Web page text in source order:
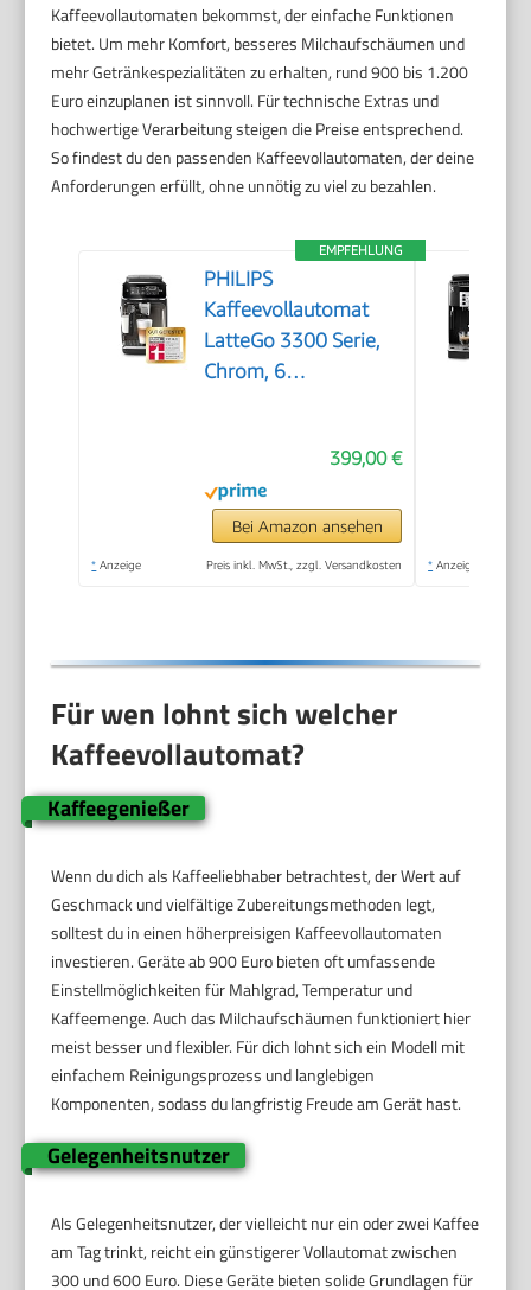
Kaffeevollautomaten bekommst, der einfache Funktionen
bietet. Um mehr Komfort, besseres Milchaufschäumen und
mehr Getränkespezialitäten zu erhalten, rund 900 bis 1.200
Euro einzuplanen ist sinnvoll. Für technische Extras und
hochwertige Verarbeitung steigen die Preise entsprechend.
So findest du den passenden Kaffeevollautomaten, der deine
Anforderungen erfüllt, ohne unnötig zu viel zu bezahlen.
EMPFEHLUNG
PHILIPS
Kaffeevollautomat
LatteGo 3300 Serie,
Chrom, 6
399,00 €
Bei Amazon ansehen
* Anzeige Preis inkl. MwSt., zzgl. Versandkosten * Anzeige
Für wen lohnt sich welcher
Kaffeevollautomat?
Kaffeegenießer
Wenn du dich als Kaffeeliebhaber betrachtest, der Wert auf
Geschmack und vielfältige Zubereitungsmethoden legt,
solltest du in einen höherpreisigen Kaffeevollautomaten
investieren. Geräte ab 900 Euro bieten oft umfassende
Einstellmöglichkeiten für Mahlgrad, Temperatur und
Kaffeemenge. Auch das Milchaufschäumen funktioniert hier
meist besser und flexibler. Für dich lohnt sich ein Modell mit
einfachem Reinigungsprozess und langlebigen
Komponenten, sodass du langfristig Freude am Gerät hast.
Gelegenheitsnutzer
Als Gelegenheitsnutzer, der vielleicht nur ein oder zwei Kaffee
am Tag trinkt, reicht ein günstigerer Vollautomat zwischen
300 und 600 Euro. Diese Geräte bieten solide Grundlagen für